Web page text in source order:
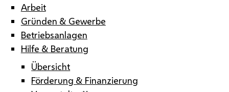
Arbeit
Gründen & Gewerbe
Betriebsanlagen
Hilfe & Beratung
Übersicht
Förderung & Finanzierung